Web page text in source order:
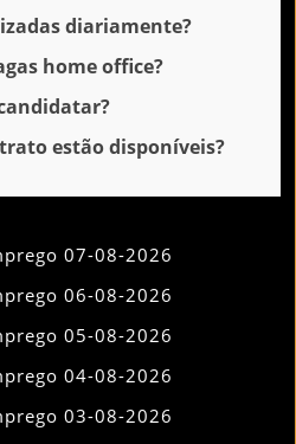
diariamente?
home office?
estão disponíveis?
07-08-2026
06-08-2026
05-08-2026
04-08-2026
03-08-2026